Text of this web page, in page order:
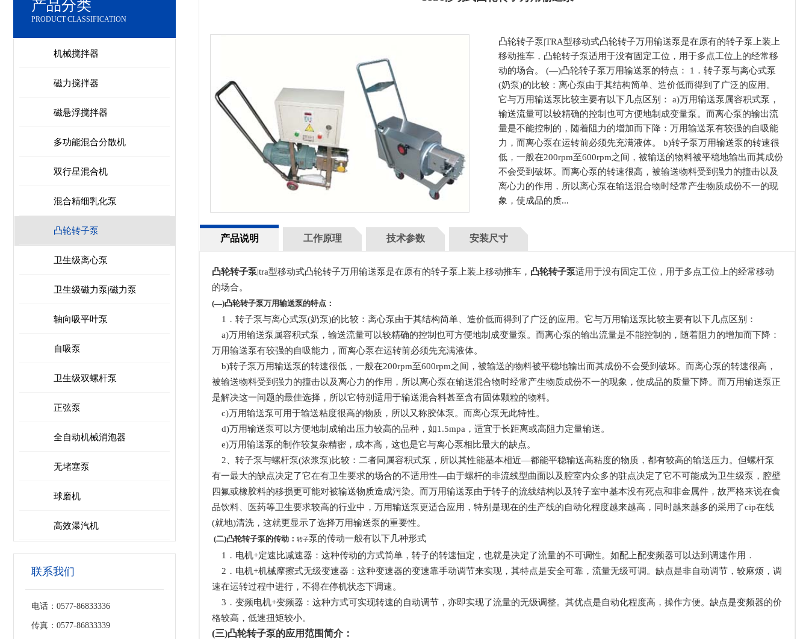
产品分类
PRODUCT CLASSIFICATION
机械搅拌器
磁力搅拌器
磁悬浮搅拌器
多功能混合分散机
双行星混合机
混合精细乳化泵
凸轮转子泵
卫生级离心泵
卫生级磁力泵|磁力泵
轴向吸平叶泵
自吸泵
卫生级双螺杆泵
正弦泵
全自动机械消泡器
无堵塞泵
球磨机
高效瀑汽机
联系我们
电话：0577-86833336
传真：0577-86833339
凸轮转子泵|TRA型移动式凸轮转子万用输送泵是在原有的转子泵上装上
移动推车，凸轮转子泵适用于没有固定工位，用于多点工位上的经常移
动的场合。 (—)凸轮转子泵万用输送泵的特点： 1．转子泵与离心式泵
(奶泵)的比较：离心泵由于其结构简单、造价低而得到了广泛的应用。
它与万用输送泵比较主要有以下几点区别： a)万用输送泵属容积式泵，
输送流量可以较精确的控制也可方便地制成变量泵。而离心泵的输出流
量是不能控制的，随着阻力的增加而下降：万用输送泵有较强的自吸能
力，而离心泵在运转前必须先充满液体。 b)转子泵万用输送泵的转速很
低，一般在200rpm至600rpm之间，被输送的物料被平稳地输出而其成份
不会受到破坏。而离心泵的转速很高，被输送物料受到强力的撞击以及
离心力的作用，所以离心泵在输送混合物时经常产生物质成份不一的现
象，使成品的质...
产品说明 工作原理 技术参数 安装尺寸
凸轮转子泵|tra型移动式凸轮转子万用输送泵是在原有的转子泵上装上移动推车， 凸轮转子泵适用于没有固定工位，用于多点工位上的经常移动
的场合。
(—)凸轮转子泵万用输送泵的特点：
1．转子泵与离心式泵(奶泵)的比较：离心泵由于其结构简单、造价低而得到了广泛的应用。它与万用输送泵比较主要有以下几点区别：
a)万用输送泵属容积式泵，输送流量可以较精确的控制也可方便地制成变量泵。而离心泵的输出流量是不能控制的，随着阻力的增加而下降：
万用输送泵有较强的自吸能力，而离心泵在运转前必须先充满液体。
b)转子泵万用输送泵的转速很低，一般在200rpm至600rpm之间，被输送的物料被平稳地输出而其成份不会受到破坏。而离心泵的转速很高，
被输送物料受到强力的撞击以及离心力的作用，所以离心泵在输送混合物时经常产生物质成份不一的现象，使成品的质量下降。而万用输送泵正
是解决这一问题的最佳选择，所以它特别适用于输送混合料甚至含有固体颗粒的物料。
c)万用输送泵可用于输送粘度很高的物质，所以又称胶体泵。而离心泵无此特性。
d)万用输送泵可以方便地制成输出压力较高的品种，如1.5mpa，适宜于长距离或高阻力定量输送。
e)万用输送泵的制作较复杂精密，成本高，这也是它与离心泵相比最大的缺点。
2、转子泵与螺杆泵(浓浆泵)比较：二者同属容积式泵，所以其性能基本相近—都能平稳输送高粘度的物质，都有较高的输送压力。但螺杆泵
有一最大的缺点决定了它在有卫生要求的场合的不适用性—由于螺杆的非流线型曲面以及腔室内众多的驻点决定了它不可能成为卫生级泵，腔壁
四氟或橡胶料的移损更可能对被输送物质造成污染。而万用输送泵由于转子的流线结构以及转子室中基本没有死点和非金属件，故严格来说在食
品饮料、医药等卫生要求较高的行业中，万用输送泵更适合应用，特别是现在的生产线的自动化程度越来越高，同时越来越多的采用了cip在线
(就地)清洗，这就更显示了选择万用输送泵的重要性。
(二)凸轮转子泵的传动： 转子泵的传动一般有以下几种形式
1．电机+定速比减速器：这种传动的方式简单，转子的转速恒定，也就是决定了流量的不可调性。如配上配变频器可以达到调速作用．
2．电机+机械摩擦式无级变速器：这种变速器的变速靠手动调节来实现，其特点是安全可靠，流量无级可调。缺点是非自动调节，较麻烦，调
速在运转过程中进行，不得在停机状态下调速。
3．变频电机+变频器：这种方式可实现转速的自动调节，亦即实现了流量的无级调整。其优点是自动化程度高，操作方便。缺点是变频器的价
格较高，低速扭矩较小。
(三)凸轮转子泵的应用范围简介：